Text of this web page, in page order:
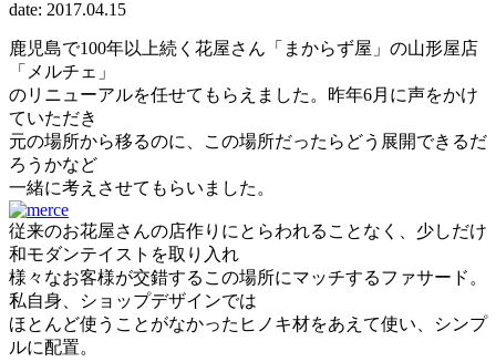
date: 2017.04.15
鹿児島で100年以上続く花屋さん「まからず屋」の山形屋店
「メルチェ」
のリニューアルを任せてもらえました。昨年6月に声をかけ
ていただき
元の場所から移るのに、この場所だったらどう展開できるだ
ろうかなど
一緒に考えさせてもらいました。
従来のお花屋さんの店作りにとらわれることなく、少しだけ
和モダンテイストを取り入れ
様々なお客様が交錯するこの場所にマッチするファサード。
私自身、ショップデザインでは
ほとんど使うことがなかったヒノキ材をあえて使い、シンプ
ルに配置。